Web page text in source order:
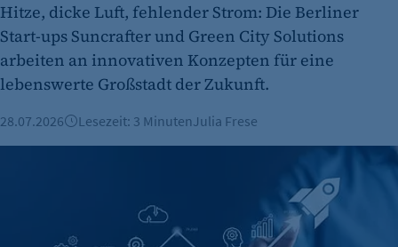
Hitze, dicke Luft, fehlender Strom: Die Berliner
Start-ups Suncrafter und Green City Solutions
arbeiten an innovativen Konzepten für eine
lebenswerte Großstadt der Zukunft.
28.07.2026 Lesezeit: 3 MinutenJulia Frese
Berliner KI-Startup telli sammelt 13,1 Millionen Euro ein